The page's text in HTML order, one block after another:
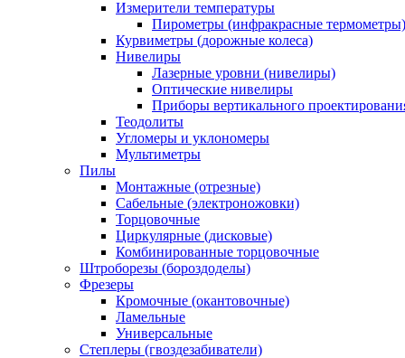
Измерители температуры
Пирометры (инфракрасные термометры)
Курвиметры (дорожные колеса)
Нивелиры
Лазерные уровни (нивелиры)
Оптические нивелиры
Приборы вертикального
Теодолиты
Угломеры и уклономеры
Мультиметры
Пилы
Монтажные (отрезные)
Сабельные (электроножовки)
Торцовочные
Циркулярные (дисковые)
Комбинированные торцовочные
Штроборезы (бороздоделы)
Фрезеры
Кромочные (окантовочные)
Ламельные
Универсальные
Степлеры (гвоздезабиватели)